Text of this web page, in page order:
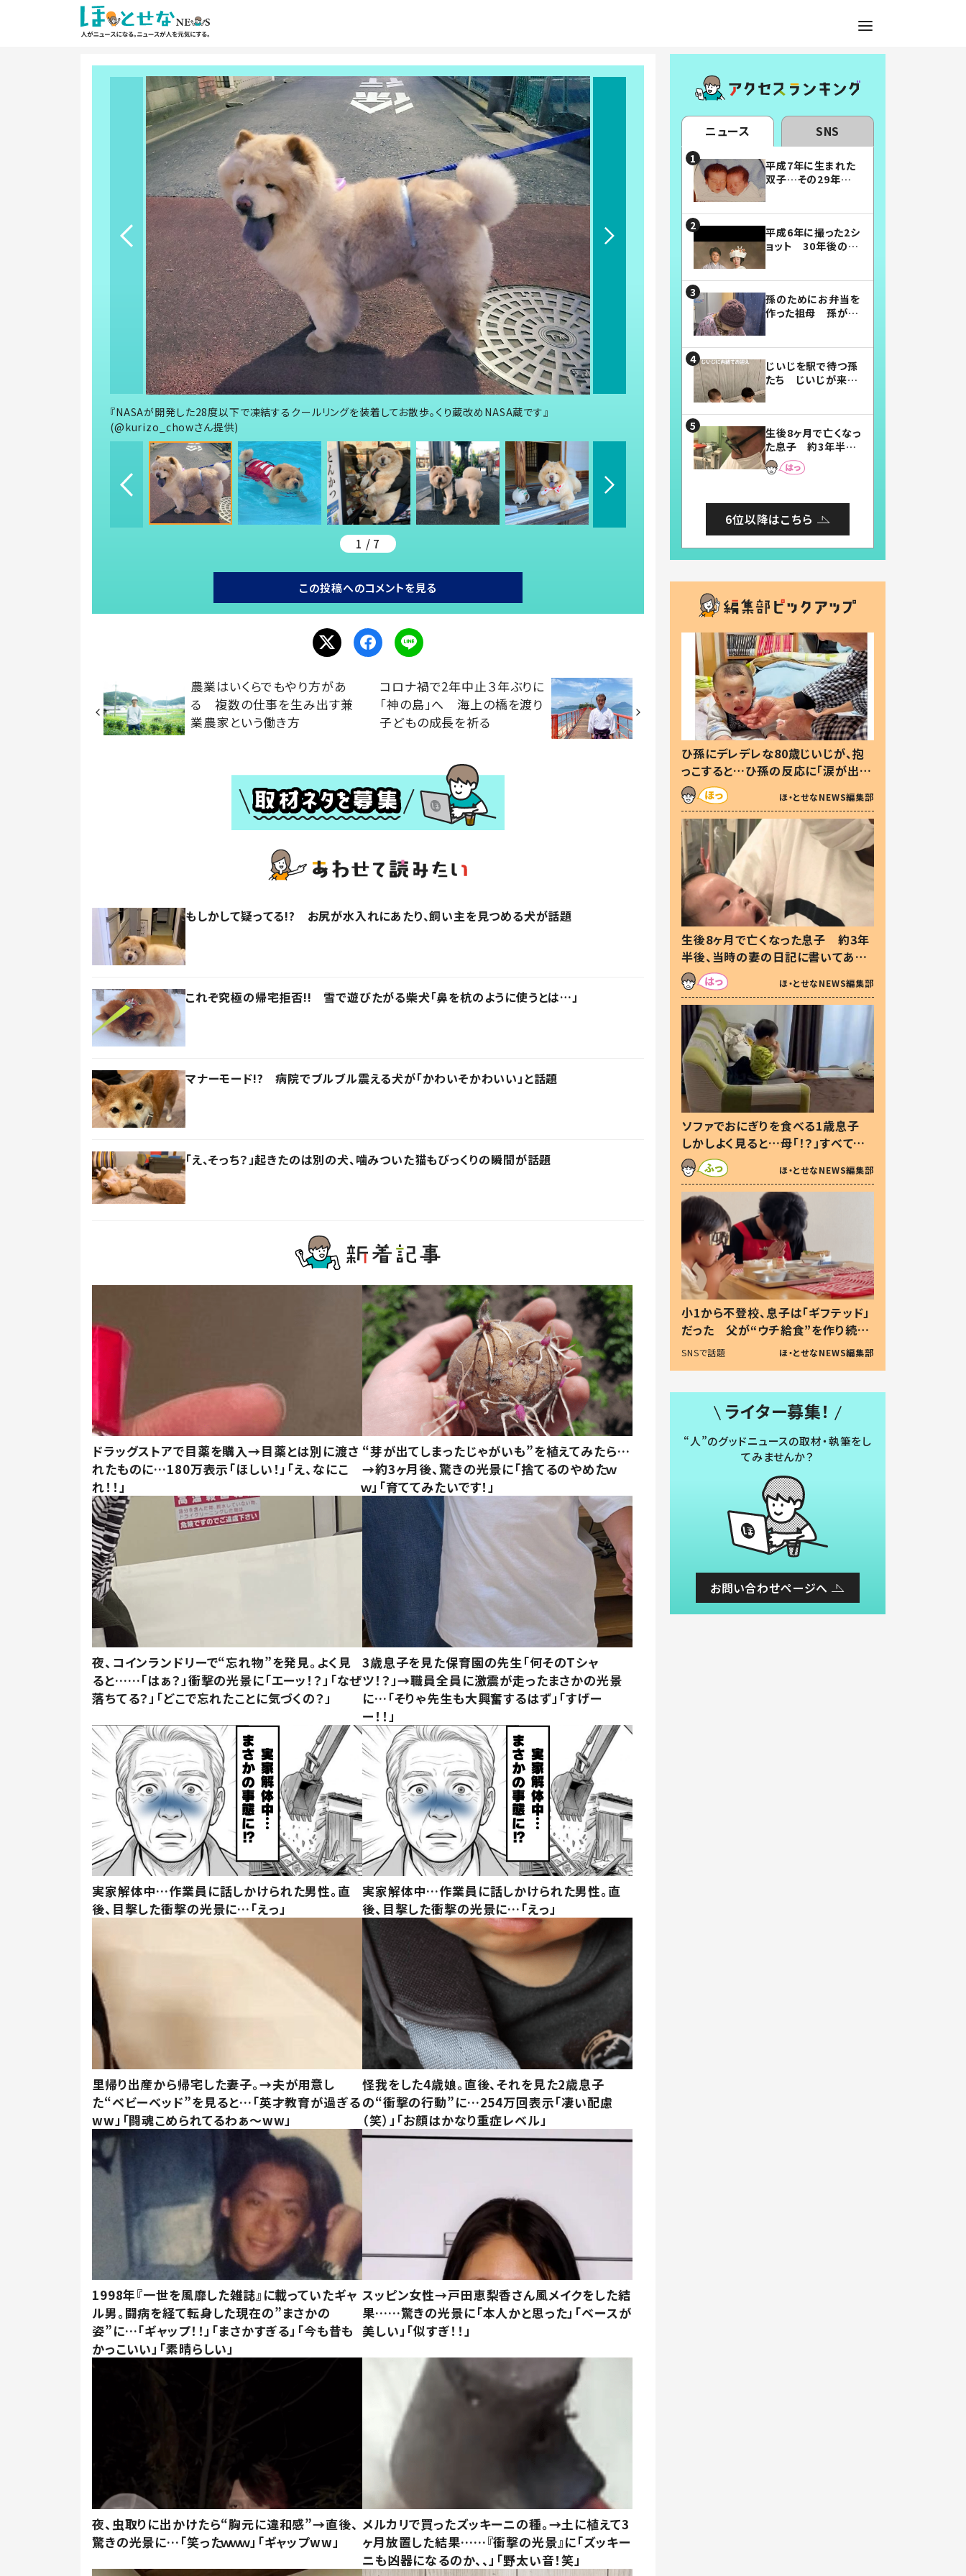
『NASAが開発した28度以下で凍結するクールリングを装着してお散歩。くり蔵改めNASA蔵です』
(@kurizo_chowさん提供)
1 / 7
この投稿へのコメントを見る
農業はいくらでもやり方があ
る 複数の仕事を生み出す兼
業農家という働き方
コロナ禍で2年中止３年ぶりに
「神の島」へ 海上の橋を渡り
子どもの成長を祈る
もしかして疑ってる!? お尻が水入れにあたり、飼い主を見つめる犬が話題
これぞ究極の帰宅拒否!! 雪で遊びたがる柴犬「鼻を杭のように使うとは…」
マナーモード!? 病院でブルブル震える犬が「かわいそかわいい」と話題
「え、そっち？」起きたのは別の犬、噛みついた猫もびっくりの瞬間が話題
ドラッグストアで目薬を購入→目薬とは別に渡さ
れたものに…180万表示「ほしい！」「え、なにこ
れ！！」
“芽が出てしまったじゃがいも”を植えてみたら…
→約3ヶ月後、驚きの光景に「捨てるのやめたｗ
ｗ」「育ててみたいです！」
夜、コインランドリーで“忘れ物”を発見。よく見
ると……「はぁ？」衝撃の光景に「エーッ！？」「なぜ
落ちてる？」「どこで忘れたことに気づくの？」
3歳息子を見た保育園の先生「何そのTシャ
ツ！？」→職員全員に激震が走ったまさかの光景
に…「そりゃ先生も大興奮するはず」「すげー
ー！！」
実家解体中…作業員に話しかけられた男性。直
後、目撃した衝撃の光景に…「えっ」
実家解体中…作業員に話しかけられた男性。直
後、目撃した衝撃の光景に…「えっ」
里帰り出産から帰宅した妻子。→夫が用意し
た“ベビーベッド”を見ると…「英才教育が過ぎる
ww」「闘魂こめられてるわぁ～ww」
怪我をした4歳娘。直後、それを見た2歳息子
の“衝撃の行動”に…254万回表示「凄い配慮
（笑）」「お顔はかなり重症レベル」
1998年『一世を風靡した雑誌』に載っていたギャ
ル男。闘病を経て転身した現在の”まさかの
姿”に…「ギャップ！！」「まさかすぎる」「今も昔も
かっこいい」「素晴らしい」
スッピン女性→戸田恵梨香さん風メイクをした結
果……驚きの光景に「本人かと思った」「ベースが
美しい」「似すぎ！！」
夜、虫取りに出かけたら“胸元に違和感”→直後、
驚きの光景に…「笑ったｗｗｗ」「ギャップww」
メルカリで買ったズッキーニの種。→土に植えて3
ヶ月放置した結果……『衝撃の光景』に「ズッキー
ニも凶器になるのか、、」「野太い音！笑」
ニュース SNS
平成7年に生まれた
双子…その29年後
平成6年に撮った2シ
ョット 30年後の姿
孫のためにお弁当を
作った祖母 孫が絶
じいじを駅で待つ孫
たち じいじが来た
まらない」「幸せにな
れる」
生後8ヶ月で亡くなっ
た息子 約3年半
後、当時の妻の日記
に書いてあった本音
6位以降はこちら
ひ孫にデレデレな80歳じいじが、抱
っこすると…ひ孫の反応に「涙が出ま
した」「可愛くて仕方ない」
ほ・とせなNEWS編集部
生後8ヶ月で亡くなった息子 約3年
半後、当時の妻の日記に書いてあっ
た本音とは
ほ・とせなNEWS編集部
ソファでおにぎりを食べる1歳息子
しかしよく見ると…母「！？」すべてを
察した母の投稿に「可愛いから許
す！」「現行犯〜」
ほ・とせなNEWS編集部
小1から不登校、息子は「ギフテッド」
だった 父が“ウチ給食”を作り続け
る理由とは #令和の親 #令和の子
SNSで話題 ほ・とせなNEWS編集部
ライター募集！
“人”のグッドニュースの取材・執筆をし
てみませんか？
お問い合わせページへ